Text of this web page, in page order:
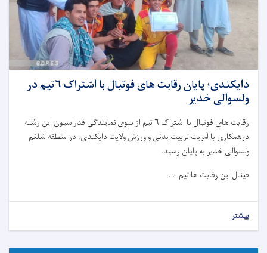
دایکندی؛ پایان رقابت های فوتبال با اشتراک ۶تیم در
ولسوالی خدیر
رقابت های فوتبال با اشتراک ۶ تیم از سوی نمایندگی فدراسیون این رشته
درهمکاری با آمریت تربیت بدنی و ورزش ولایت دایکندی، در منطقه شلغم
ولسوالی خدیر به پایان رسید.
فینال این رقابت ها تیم. . .
بیشتر